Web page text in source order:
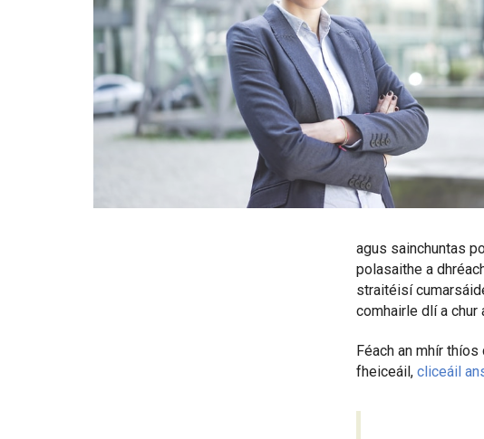
agus sainchuntas
polasaithe a
straitéisí
comhairle dlí a chur
Féach an mhír
fheiceáil, cliceáil